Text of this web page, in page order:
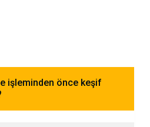
işleminden önce keşif